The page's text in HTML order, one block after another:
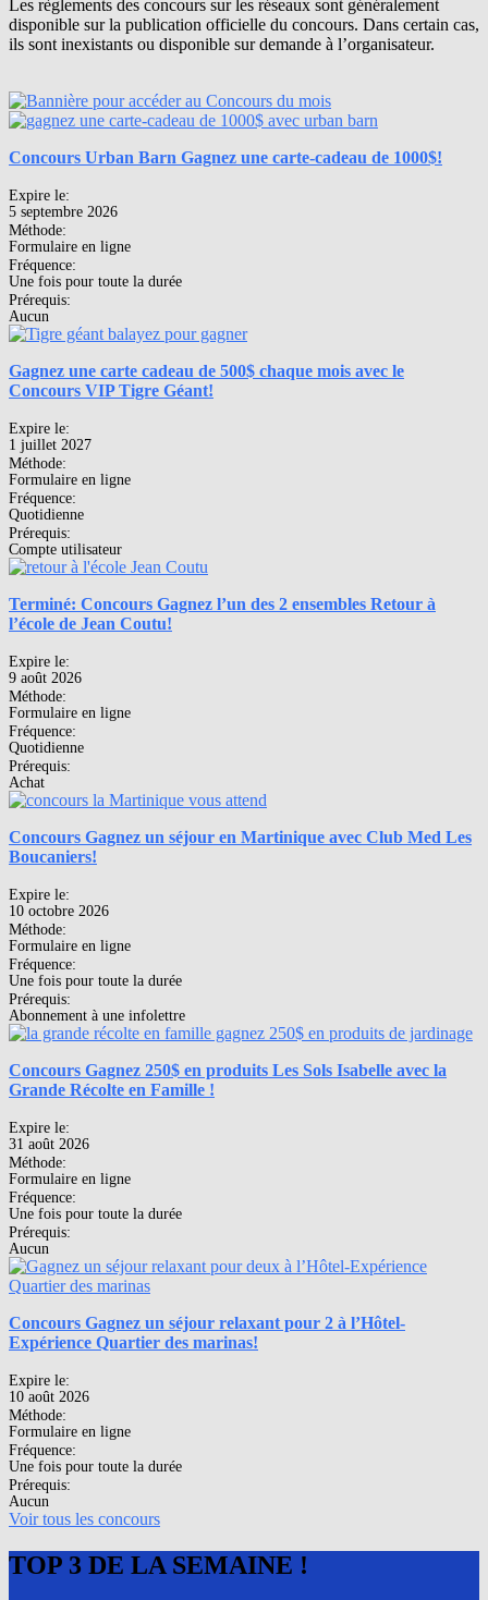
Les règlements des concours sur les réseaux sont généralement
disponible sur la publication officielle du concours. Dans certain cas,
ils sont inexistants ou disponible sur demande à l’organisateur.
Concours Urban Barn Gagnez une carte-cadeau de 1000$!
Expire le:
5 septembre 2026
Méthode:
Formulaire en ligne
Fréquence:
Une fois pour toute la durée
Prérequis:
Aucun
Gagnez une carte cadeau de 500$ chaque mois avec le
Concours VIP Tigre Géant!
Expire le:
1 juillet 2027
Méthode:
Formulaire en ligne
Fréquence:
Quotidienne
Prérequis:
Compte utilisateur
Terminé: Concours Gagnez l’un des 2 ensembles Retour à
l’école de Jean Coutu!
Expire le:
9 août 2026
Méthode:
Formulaire en ligne
Fréquence:
Quotidienne
Prérequis:
Achat
Concours Gagnez un séjour en Martinique avec Club Med Les
Boucaniers!
Expire le:
10 octobre 2026
Méthode:
Formulaire en ligne
Fréquence:
Une fois pour toute la durée
Prérequis:
Abonnement à une infolettre
Concours Gagnez 250$ en produits Les Sols Isabelle avec la
Grande Récolte en Famille !
Expire le:
31 août 2026
Méthode:
Formulaire en ligne
Fréquence:
Une fois pour toute la durée
Prérequis:
Aucun
Concours Gagnez un séjour relaxant pour 2 à l’Hôtel-
Expérience Quartier des marinas!
Expire le:
10 août 2026
Méthode:
Formulaire en ligne
Fréquence:
Une fois pour toute la durée
Prérequis:
Aucun
Voir tous les concours
TOP 3 DE LA SEMAINE !